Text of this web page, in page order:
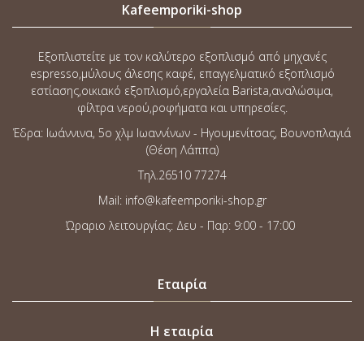
Kafeemporiki-shop
Εξοπλιστείτε με τον καλύτερο εξοπλισμό από μηχανές
espresso,μύλους άλεσης καφέ, επαγγελματικό εξοπλισμό
εστίασης,οικιακό εξοπλισμό,εργαλεία Barista,αναλώσιμα,
φίλτρα νερού,ροφήματα και υπηρεσίες.
Έδρα: Ιωάννινα, 5o χλμ Ιωαννίνων - Ηγουμενίτσας, Βουνοπλαγιά
(Θέση Λάππα)
Τηλ.26510 77274
Mail: info@kafeemporiki-shop.gr
Ώραριο λειτουργίας: Δευ - Παρ: 9:00 - 17:00
Εταιρία
Η εταιρία